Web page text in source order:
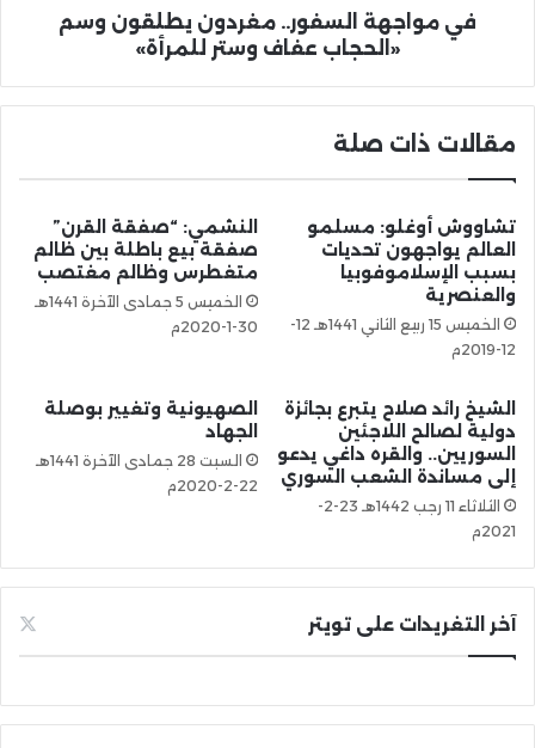
في مواجهة السفور.. مغردون يطلقون وسم
«الحجاب عفاف وستر للمرأة»
مقالات ذات صلة
تشاووش أوغلو: مسلمو
العالم يواجهون تحديات
بسبب الإسلاموفوبيا
والعنصرية
الخميس 15 ربيع الثاني 1441هـ 12-
12-2019م
النشمي: “صفقة القرن”
صفقة بيع باطلة بين ظالم
متغطرس وظالم مغتصب
الخميس 5 جمادى الآخرة 1441هـ
30-1-2020م
الشيخ رائد صلاح يتبرع بجائزة
دولية لصالح اللاجئين
السوريين.. والقره داغي يدعو
إلى مساندة الشعب السوري
الثلاثاء 11 رجب 1442هـ 23-2-
2021م
الصهيونية وتغيير بوصلة
الجهاد
السبت 28 جمادى الآخرة 1441هـ
22-2-2020م
آخر التغريدات على تويتر